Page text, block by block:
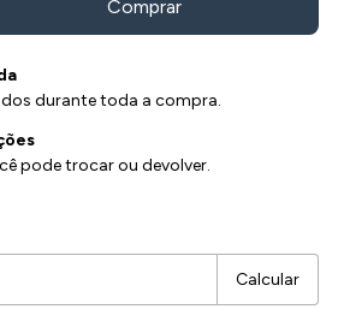
durante toda a compra.
pode trocar ou devolver.
Calcular